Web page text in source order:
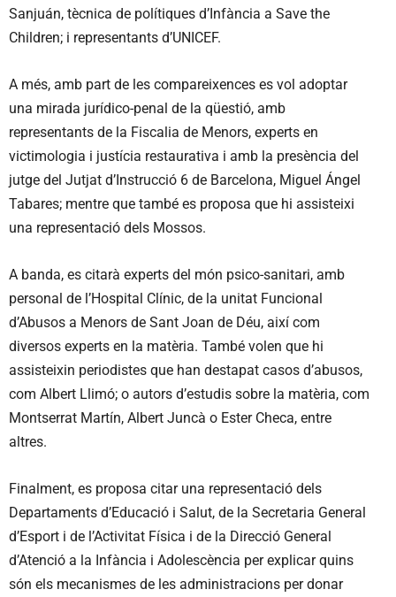
Sanjuán, tècnica de polítiques d’Infància a Save the
Children; i representants d’UNICEF.
A més, amb part de les compareixences es vol adoptar
una mirada jurídico-penal de la qüestió, amb
representants de la Fiscalia de Menors, experts en
victimologia i justícia restaurativa i amb la presència del
jutge del Jutjat d’Instrucció 6 de Barcelona, Miguel Ángel
Tabares; mentre que també es proposa que hi assisteixi
una representació dels Mossos.
A banda, es citarà experts del món psico-sanitari, amb
personal de l’Hospital Clínic, de la unitat Funcional
d’Abusos a Menors de Sant Joan de Déu, així com
diversos experts en la matèria. També volen que hi
assisteixin periodistes que han destapat casos d’abusos,
com Albert Llimó; o autors d’estudis sobre la matèria, com
Montserrat Martín, Albert Juncà o Ester Checa, entre
altres.
Finalment, es proposa citar una representació dels
Departaments d’Educació i Salut, de la Secretaria General
d’Esport i de l’Activitat Física i de la Direcció General
d’Atenció a la Infància i Adolescència per explicar quins
són els mecanismes de les administracions per donar